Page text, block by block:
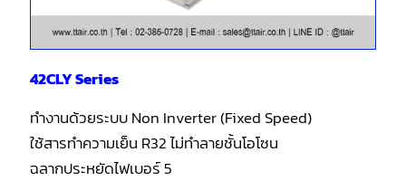
42CLY Series
ทำงานด้วยระบบ Non Inverter (Fixed Speed)
ใช้สารทำความเย็น R32 ไม่ทำลายชั้นโอโซน
ฉลากประหยัดไฟเบอร์ 5